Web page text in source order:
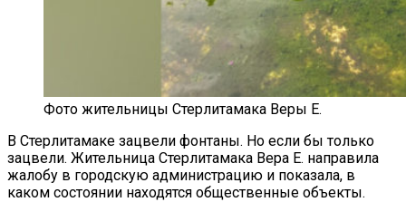
Фото жительницы Стерлитамака Веры Е.
В Стерлитамаке зацвели фонтаны. Но если бы только
зацвели. Жительница Стерлитамака Вера Е. направила
жалобу в городскую администрацию и показала, в
каком состоянии находятся общественные объекты.